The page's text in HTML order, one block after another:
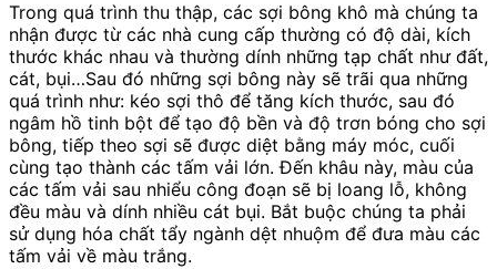
Trong quá trình thu thập, các sợi bông khô mà chúng ta
nhận được từ các nhà cung cấp thường có độ dài, kích
thước khác nhau và thường dính những tạp chất như đất,
cát, bụi…Sau đó những sợi bông này sẽ trãi qua những
quá trình như: kéo sợi thô để tăng kích thước, sau đó
ngâm hồ tinh bột để tạo độ bền và độ trơn bóng cho sợi
bông, tiếp theo sợi sẽ được diệt bằng máy móc, cuối
cùng tạo thành các tấm vải lớn. Đến khâu này, màu của
các tấm vải sau nhiểu công đoạn sẽ bị loang lỗ, không
đều màu và dính nhiều cát bụi. Bắt buộc chúng ta phải
sử dụng hóa chất tẩy ngành dệt nhuộm để đưa màu các
tấm vải về màu trắng.